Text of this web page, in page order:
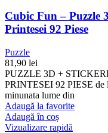
Cubic Fun – Puzzle
Printesei 92 Piese
Puzzle
81,90 lei
PUZZLE 3D +
PRINTESEI 92 PIESE de
minunata lume din
Adaugă la favorite
Adaugă în coș
Vizualizare rapidă